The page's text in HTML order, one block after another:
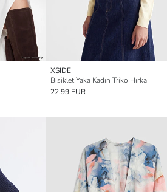
XSIDE
Bisiklet Yaka Kadın Triko Hırka
22.99 EUR